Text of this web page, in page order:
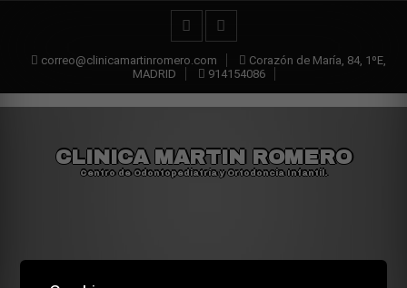
correo@clinicamartinromero.com
Corazón de María, 84, 1ºE,
MADRID
914154086
CLINICA MARTIN ROMERO
Centro de Odontopediatría y Ortodoncia Infantil.